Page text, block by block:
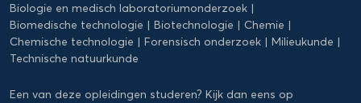
Biologie en medisch laboratoriumonderzoek
Biomedische technologie
Biotechnologie
Chemie
Chemische technologie
Forensisch onderzoek
Milieukunde
Technische natuurkunde
Een van deze opleidingen studeren? Kijk dan eens op